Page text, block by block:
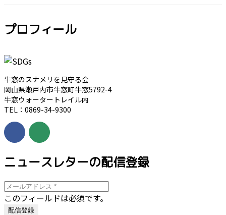
プロフィール
牛窓のスナメリを見守る会
岡山県瀬戸内市牛窓町牛窓5792-4
牛窓ウォータートレイル内
TEL：0869-34-9300
ニュースレターの配信登録
このフィールドは必須です。